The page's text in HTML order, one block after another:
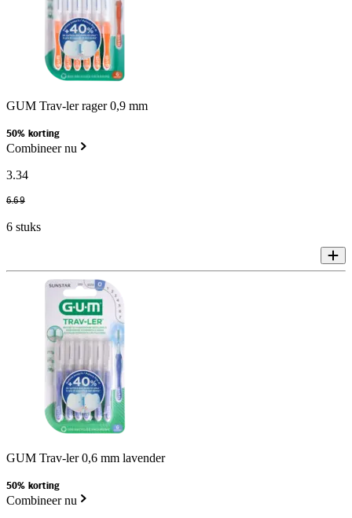
GUM Trav-ler rager 0,9 mm
50% korting
Combineer nu
3.34
6.69
6 stuks
GUM Trav-ler 0,6 mm lavender
50% korting
Combineer nu